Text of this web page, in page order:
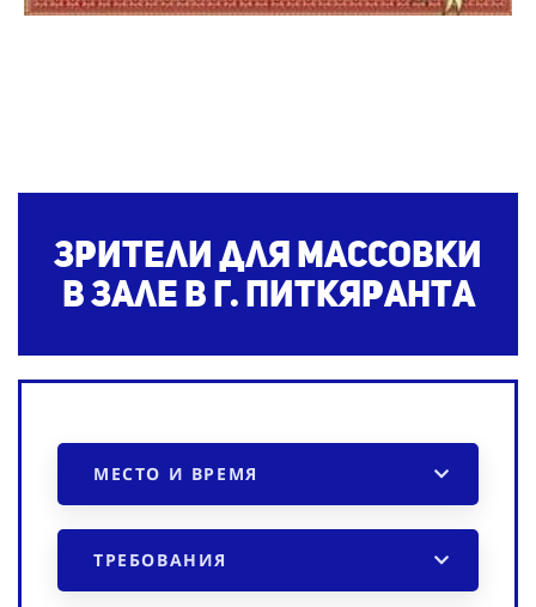
Зрители для массовки
в зале в г. Питкяранта
МЕСТО И ВРЕМЯ
ТРЕБОВАНИЯ